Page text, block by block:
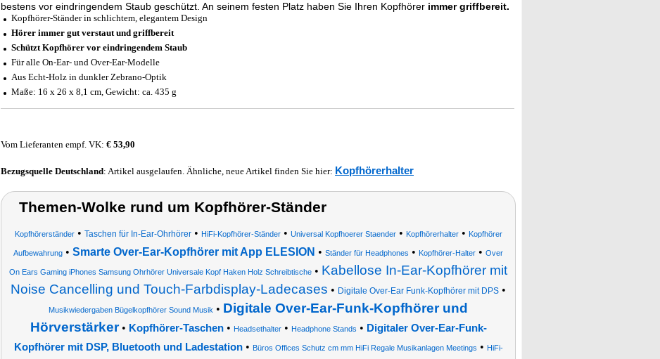
bestens vor eindringendem Staub geschützt. An seinem festen Platz haben Sie Ihren Kopfhörer immer griffbereit.
Kopfhörer-Ständer in schlichtem, elegantem Design
Hörer immer gut verstaut und griffbereit
Schützt Kopfhörer vor eindringendem Staub
Für alle On-Ear- und Over-Ear-Modelle
Aus Echt-Holz in dunkler Zebrano-Optik
Maße: 16 x 26 x 8,1 cm, Gewicht: ca. 435 g
Vom Lieferanten empf. VK: € 53,90
Bezugsquelle Deutschland: Artikel ausgelaufen. Ähnliche, neue Artikel finden Sie hier: Kopfhörerhalter
Themen-Wolke rund um Kopfhörer-Ständer
Kopfhörerständer• Taschen für In-Ear-Ohrhörer• HiFi-Kopfhörer-Ständer• Universal Kopfhoerer Staender• Kopfhörerhalter• Kopfhörer
Aufbewahrung • Smarte Over-Ear-Kopfhörer mit App ELESION • Ständer für Headphones • Kopfhörer-Halter • Over
On Ears Gaming iPhones Samsung Ohrhörer Universale Kopf Haken Holz Schreibtische • Kabellose In-Ear-Kopfhörer mit
Noise Cancelling und Touch-Farbdisplay-Ladecases • Digitale Over-Ear Funk-Kopfhörer mit DPS •
Musikwiedergaben Bügelkopfhörer Sound Musik • Digitale Over-Ear-Funk-Kopfhörer und
Hörverstärker• Kopfhörer-Taschen• Headsethalter• Headphone Stands • Digitaler Over-Ear-Funk-
Kopfhörer mit DSP, Bluetooth und Ladestation• Büros Offices Schutz cm mm HiFi Regale Musikanlagen Meetings • HiFi-